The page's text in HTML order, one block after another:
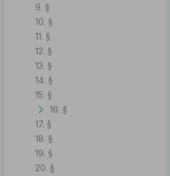
9. §
10. §
11. §
12. §
13. §
14. §
15. §
16. §
17. §
18. §
19. §
20. §